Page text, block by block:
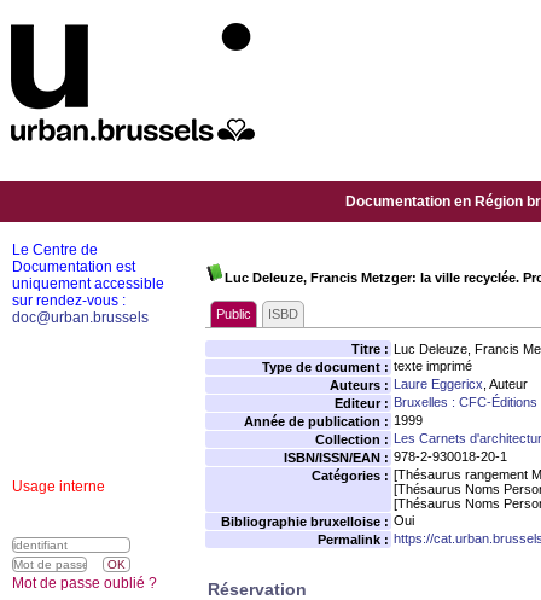
Documentation en Région
Luc Deleuze, Francis Metzger: la ville recyclée.
Public ISBD
Titre : Luc Deleuze, Francis
Type de document : texte imprimé
Auteurs : Laure Eggericx , Auteur
Editeur : Bruxelles : CFC-Éditions
Année de publication : 1999
Collection : Les Carnets
ISBN/ISSN/EAN : 978-2-930018-20-1
Catégories : [Thésaurus rangement
[Thésaurus Noms
[Thésaurus Noms
Bibliographie bruxelloise : Oui
Permalink : https://
Réservation
Le Centre de
Documentation est
uniquement accessible
sur rendez-vous :
doc@urban.brussels
Usage interne
Mot de passe oublié ?